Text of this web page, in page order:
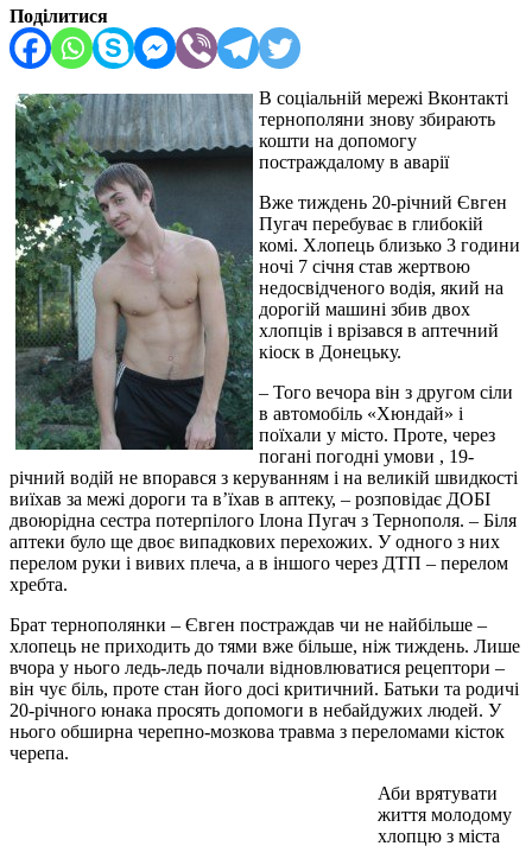
Поділитися
В соціальній мережі Вконтакті
тернополяни знову збирають
кошти на допомогу
постраждалому в аварії
Вже тиждень 20-річний Євген
Пугач перебуває в глибокій
комі. Хлопець близько 3 години
ночі 7 січня став жертвою
недосвідченого водія, який на
дорогій машині збив двох
хлопців і врізався в аптечний
кіоск в Донецьку.
– Того вечора він з другом сіли
в автомобіль «Хюндай» і
поїхали у місто. Проте, через
погані погодні умови , 19-
річний водій не впорався з керуванням і на великій швидкості
виїхав за межі дороги та в’їхав в аптеку, – розповідає ДОБІ
двоюрідна сестра потерпілого Ілона Пугач з Тернополя. – Біля
аптеки було ще двоє випадкових перехожих. У одного з них
перелом руки і вивих плеча, а в іншого через ДТП – перелом
хребта.
Брат тернополянки – Євген постраждав чи не найбільше –
хлопець не приходить до тями вже більше, ніж тиждень. Лише
вчора у нього ледь-ледь почали відновлюватися рецептори –
він чує біль, проте стан його досі критичний. Батьки та родичі
20-річного юнака просять допомоги в небайдужих людей. У
нього обширна черепно-мозкова травма з переломами кісток
черепа.
Аби врятувати
життя молодому
хлопцю з міста